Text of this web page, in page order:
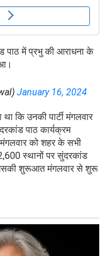
पाठ में प्रभु की आराधना के
January 16, 2024
कि उनकी पार्टी मंगलवार
पाठ कार्यक्रम
को शहर के सभी
स्थानों पर सुंदरकांड
शुरूआत मंगलवार से शुरू